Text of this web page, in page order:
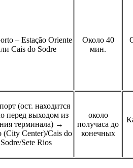
– Estação Oriente
Cais do Sodre
Около 40
мин.
(ост. находится
перед выходом из
терминала) →
(City Center)/Cais do
Sodre/Sete Rios
около
получаса до
конечных